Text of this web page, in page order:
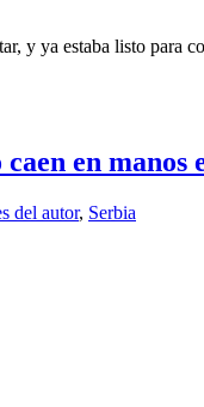
y ya estaba listo para
en manos
del autor, Serbia